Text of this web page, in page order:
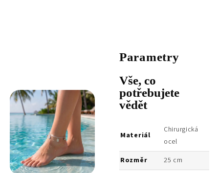
Parametry
Vše, co
potřebujete
vědět
Materiál
Chirurgická
ocel
Rozměr
25 cm